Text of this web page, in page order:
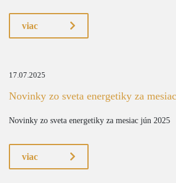
viac
17.07.2025
Novinky zo sveta energetiky za
Novinky zo sveta energetiky za mesiac jún 2025
viac